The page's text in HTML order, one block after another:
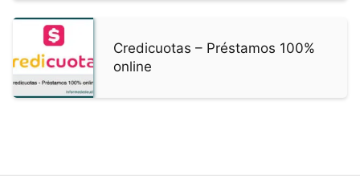
Credicuotas – Préstamos 100%
online